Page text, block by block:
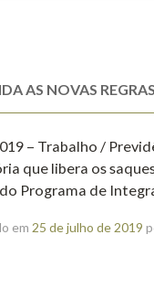
AS NOVAS
– Trabalho /
que libera os
Programa de
em 25 de julho de 2019